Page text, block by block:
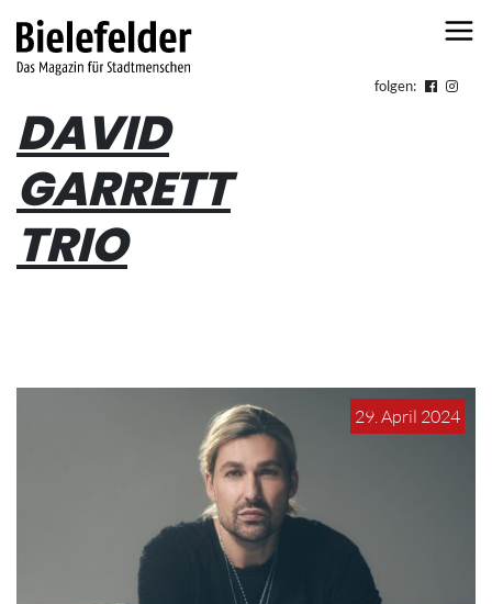
folgen:
DAVID
GARRETT
TRIO
29. April 2024